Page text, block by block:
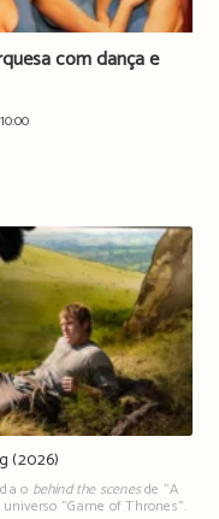
com dança e
(2026)
o behind the scenesde "A
"Game of Thrones".